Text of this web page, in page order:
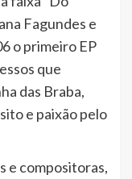
Fagundes e
o primeiro EP
que
das Braba,
e paixão pelo
e compositoras,